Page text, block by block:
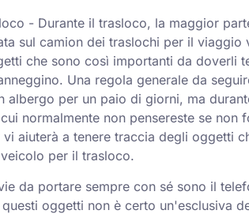
- Durante il trasloco, la maggior
sul camion dei traslochi per il
che sono così importanti da doverli
Una regola generale da
albergo per un paio di giorni, ma
normalmente non pensereste se non
vi aiuterà a tenere traccia degli oggetti
per il trasloco.
da portare sempre con sé sono il
oggetti non è certo un'esclusiva